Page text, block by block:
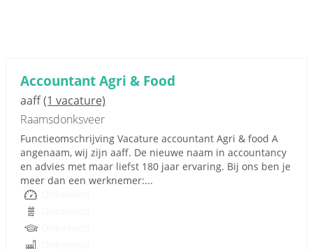
Accountant Agri & Food
aaff(1 vacature)
Raamsdonksveer
Functieomschrijving Vacature accountant Agri & food A
angenaam, wij zijn aaff. De nieuwe naam in accountancy
en advies met maar liefst 180 jaar ervaring. Bij ons ben je
meer dan een werknemer:...